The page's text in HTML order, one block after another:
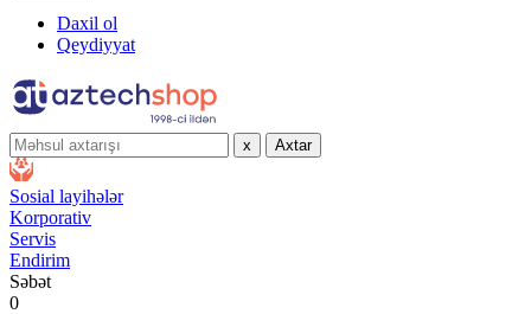
Daxil ol
Qeydiyyat
x Axtar
Sosial layihələr
Korporativ
Servis
Endirim
Səbət
0